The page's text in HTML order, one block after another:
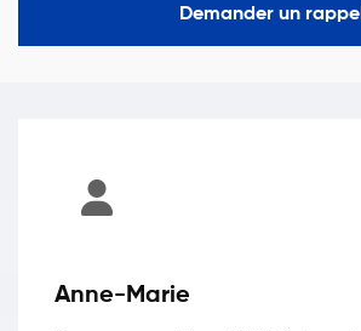
Demander un rappel
Anne-Marie